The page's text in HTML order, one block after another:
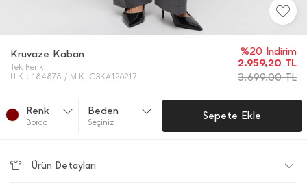
Kruvaze Kaban
Tek Renk
Ü.K : 184878 / M.K. C3KA126217
%20 İndirim
2.959,20 TL
3.699,00TL
Renk
Bordo
Beden
Seçiniz
Sepete Ekle
Ürün Detayları